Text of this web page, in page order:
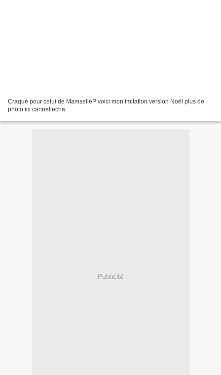
Craqué pour celui de MamselleP voici mon imitation version Noël plus de
photo ici cannellecha
Publicité